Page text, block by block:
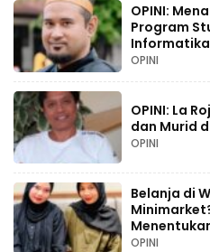
OPINI:
Program
Informatika
OPINI
OPINI: La
dan Murid
OPINI
Belanja di
Palopo
OPINI